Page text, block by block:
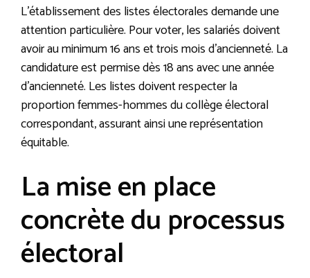
L’établissement des listes électorales demande une
attention particulière. Pour voter, les salariés doivent
avoir au minimum 16 ans et trois mois d’ancienneté. La
candidature est permise dès 18 ans avec une année
d’ancienneté. Les listes doivent respecter la
proportion femmes-hommes du collège électoral
correspondant, assurant ainsi une représentation
équitable.
La mise en place
concrète du processus
électoral